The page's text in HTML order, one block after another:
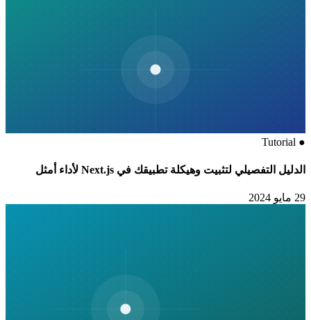
●
Tutorial
الدليل التفصيلي لتثبيت وهيكلة تطبيقك في Next.js لأداء أمثل
29 مايو 2024